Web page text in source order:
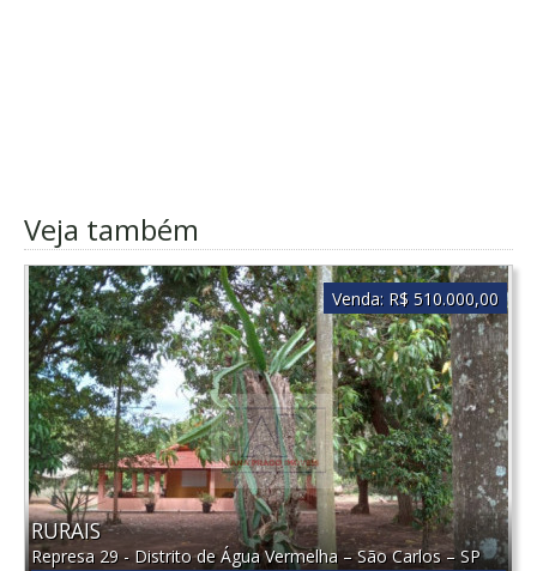
Veja também
RURAIS
Represa 29 - Distrito de Água Vermelha–São Carlos–SP
Venda: R$ 510.000,00